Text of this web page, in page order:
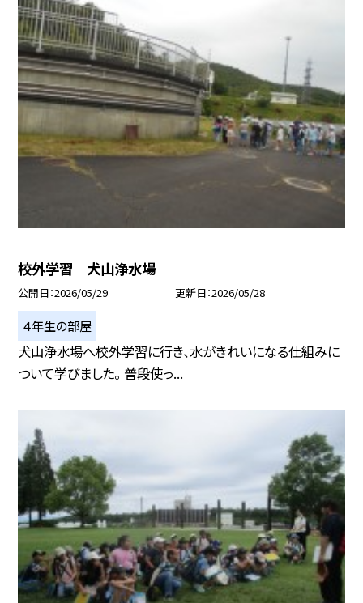
校外学習 犬山浄水場
公開日 2026/05/29 更新日 2026/05/28
４年生の部屋
犬山浄水場へ校外学習に行き、水がきれいになる仕組みに
ついて学びました。 普段使っ...